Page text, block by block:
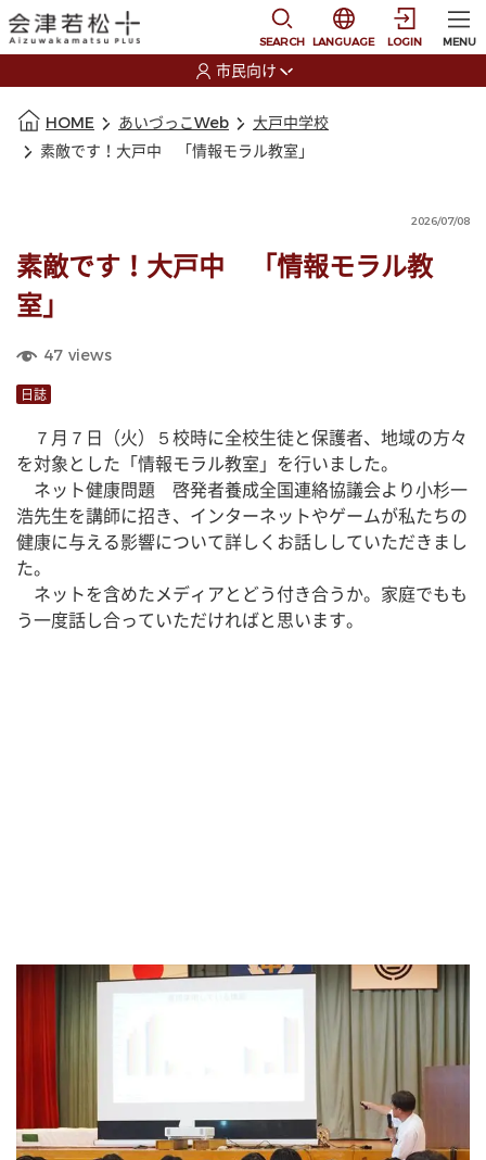
SEARCH
選択すると言語の切
LANGUAGE LOGIN MENU
市民向け
HOME あいづっこWeb
大戸中学校
素敵です！大戸中 「情報モラル教室」
2026/07/08
素敵です！大戸中 「情報モラル教
室」
47 views
日誌
７月７日（火）５校時に全校生徒と保護者、地域の方々
を対象とした「情報モラル教室」を行いました。
ネット健康問題　啓発者養成全国連絡協議会より小杉一
浩先生を講師に招き、インターネットやゲームが私たちの
健康に与える影響について詳しくお話ししていただきまし
た。
ネットを含めたメディアとどう付き合うか。家庭でもも
う一度話し合っていただければと思います。